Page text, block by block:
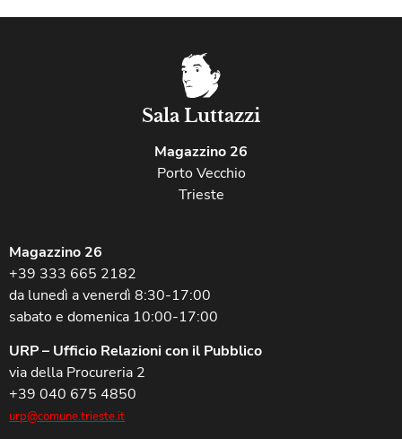
Sala Luttazzi
Magazzino 26
Porto Vecchio
Trieste
Magazzino 26
+39 333 665 2182
da lunedì a venerdì 8:30-17:00
sabato e domenica 10:00-17:00
URP – Ufficio Relazioni con il Pubblico
via della Procureria 2
+39 040 675 4850
urp@comune.trieste.it